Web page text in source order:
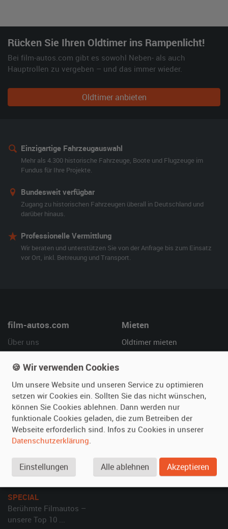
Rücken Sie Ihren Oldtimer ins Rampenlicht!
Bei film-autos.com gibt es sowohl Neben- als auch
Hauptrollen zu vergeben – und das immer wieder.
Oldtimer anbieten
Einzigartige Fahrzeugauswahl
Mehr als 4.300 historische Fahrzeuge, Boote und Flugzeuge im
Fundus für Ihre Projekte.
Bundesweit verfügbar
Zugang zu historischen Fahrzeugen überall in Deutschland und
darüber hinaus.
Professionelle Vermittlung
Wir beraten und unterstützen Sie von der Anfrage bis zum Einsatz
vor Ort, inkl. Betreuung und Transport.
film-autos.com
Über uns
Referenzen
Kundenmeinungen
Mieten
Oldtimer mieten
Service
Vermieten
Oldtimer anmelden
Fotos senden
Fragen für Vermieter
Inserat verwalten
Hilfe
Häufige Fragen (FAQ)
Kontakt
SPECIAL
Berühmte Filmautos –
unsere Top 10 ...
🍪 Wir verwenden Cookies
Um unsere Website und unseren Service zu optimieren
setzen wir Cookies ein. Sollten Sie das nicht wünschen,
können Sie Cookies ablehnen. Dann werden nur
funktionale Cookies geladen, die zum Betreiben der
Webseite erforderlich sind. Infos zu Cookies in unserer
Datenschutzerklärung.
Einstellungen Alle ablehnen Akzeptieren